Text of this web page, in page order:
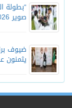
“بطولة
صوير 2026”
ضيوف
يثمنون